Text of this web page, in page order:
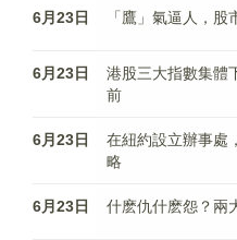
6月23日 「鷹」氣逼人，股
6月23日
港股三大指數集體
前
6月23日
在紐約設立辦事處
略
6月23日 什麽仇什麽怨？兩